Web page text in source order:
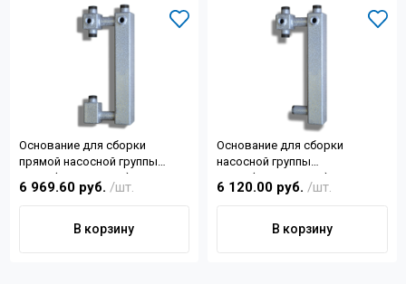
+7 (4822) 32-28-74
Основание для сборки
прямой насосной группы
Север(основание Р)
6 969.60 руб. /шт.
В корзину
Основание для сборки
насосной группы
Север(основание S)
6 120.00 руб. /шт.
В корзину